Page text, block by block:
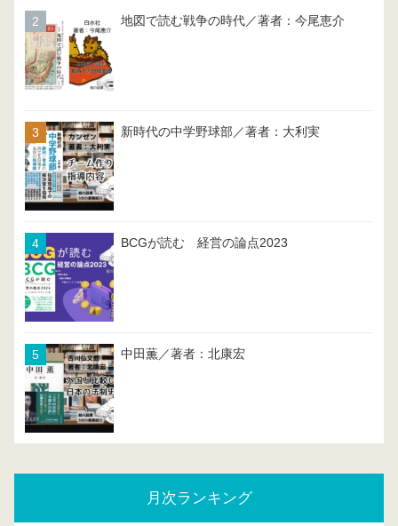
地図で読む戦争の時代／著者：今尾恵介
新時代の中学野球部／著者：大利実
BCGが読む 経営の論点2023
中田薫／著者：北康宏
月次ランキング